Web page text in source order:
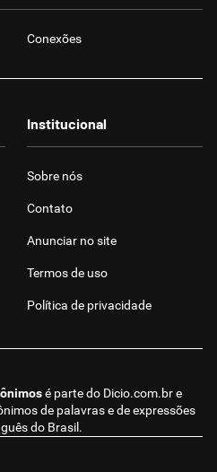
Conexões
é parte do Dicio.com.bre
de palavras e de expressões
do Brasil.
Institucional
Sobre nós
Contato
Anunciar no site
Termos de uso
Política de privacidade